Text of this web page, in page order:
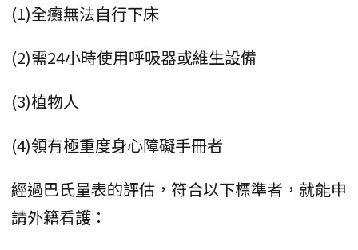
(1)全癱無法自行下床
(2)需24小時使用呼吸器或維生設備
(3)植物人
(4)領有極重度身心障礙手冊者
經過巴氏量表的評估，符合以下標準者，就能申
請外籍看護：